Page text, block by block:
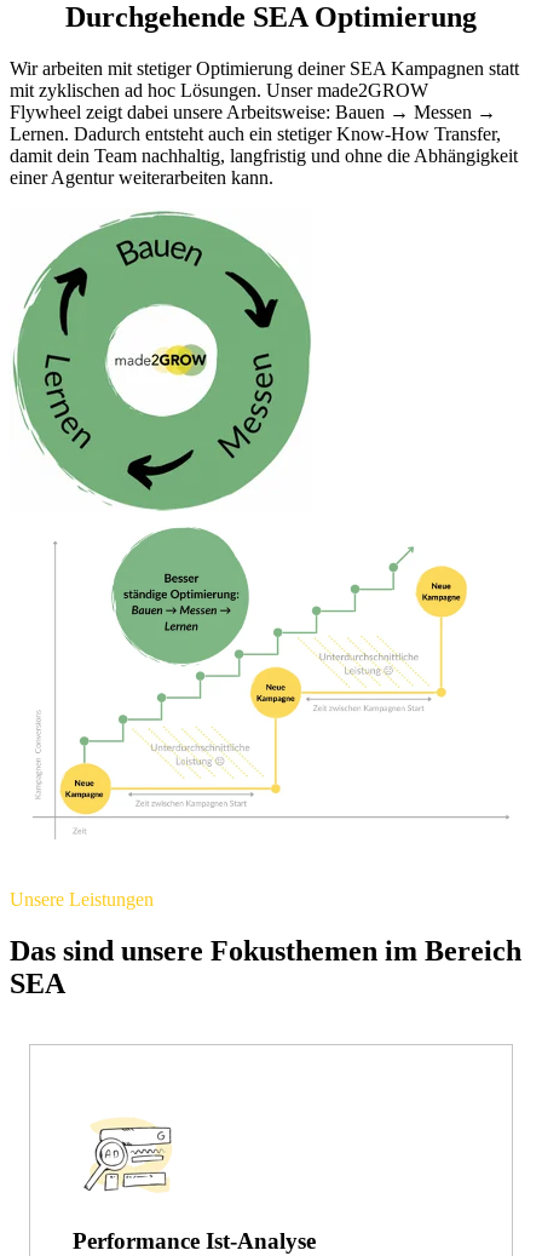
Durchgehende SEA Optimierung
Wir arbeiten mit stetiger Optimierung deiner SEA Kampagnen statt
mit zyklischen ad hoc Lösungen. Unser made2GROW
Flywheel zeigt dabei unsere Arbeitsweise: Bauen → Messen →
Lernen. Dadurch entsteht auch ein stetiger Know-How Transfer,
damit dein Team nachhaltig, langfristig und ohne die Abhängigkeit
einer Agentur weiterarbeiten kann.
Unsere Leistungen
Das sind unsere Fokusthemen im Bereich
SEA
Performance Ist-Analyse